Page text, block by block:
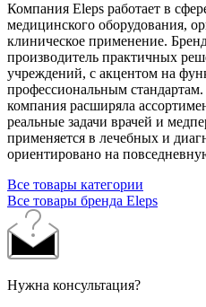
Компания Eleps работает в
медицинского оборудования,
клиническое применение.
производитель практичных
учреждений, с акцентом на
профессиональным
компания расширяла
реальные задачи врачей и
применяется в лечебных и
ориентировано на
Все товары категории
Все товары бренда Eleps
Нужна консультация?